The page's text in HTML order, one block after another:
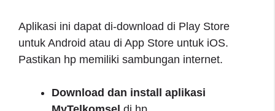
Aplikasi ini dapat di-download di Play Store
untuk Android atau di App Store untuk iOS.
Pastikan hp memiliki sambungan internet.
Download dan install aplikasi